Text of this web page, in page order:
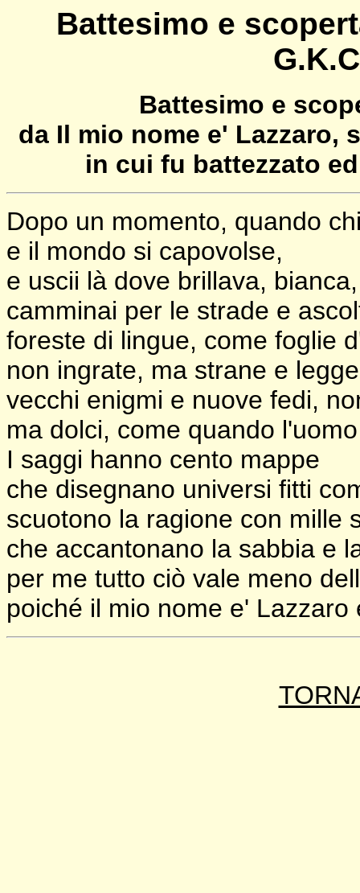
Battesimo e
Battesimo e
da Il mio nome e' Lazzaro,
in cui fu battezzato
Dopo un momento, quando
e il mondo si capovolse,
e uscii là dove brillava,
camminai per le strade e
foreste di lingue, come foglie
non ingrate, ma strane e
vecchi enigmi e nuove fedi,
ma dolci, come quando
I saggi hanno cento mappe
che disegnano universi fitti
scuotono la ragione con mille
che accantonano la sabbia e
per me tutto ciò vale meno
poiché il mio nome e' Lazzaro